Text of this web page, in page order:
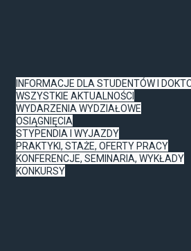
INFORMACJE DLA STUDENTÓW I
WSZYSTKIE AKTUALNOŚCI
WYDARZENIA WYDZIAŁOWE
OSIĄGNIĘCIA
STYPENDIA I WYJAZDY
PRAKTYKI, STAŻE, OFERTY PRACY
KONFERENCJE, SEMINARIA, WYKŁADY
KONKURSY